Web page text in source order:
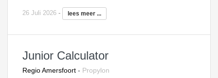
26 Juli 2026 - lees meer ...
Junior Calculator
Regio Amersfoort - Propylon